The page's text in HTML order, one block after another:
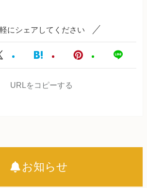
にシェアしてください
URLをコピーする
お知らせ